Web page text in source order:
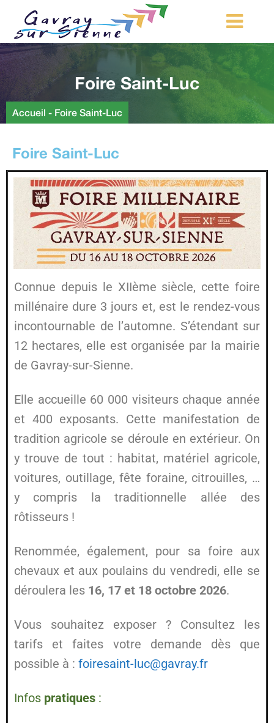
MA COMMUNE
MON QUOTIDIEN
LOISIRS ET TOURISME
CONTACT
Démarches d’urbanisme
Foire Saint-Luc
Accueil - Foire Saint-Luc
Foire Saint-Luc
Connue depuis le XIIème siècle, cette foire
millénaire dure 3 jours et, est le rendez-vous
incontournable de l’automne. S’étendant sur
12 hectares, elle est organisée par la mairie
de Gavray-sur-Sienne.
Elle accueille 60 000 visiteurs chaque année
et 400 exposants. Cette manifestation de
tradition agricole se déroule en extérieur. On
y trouve de tout : habitat, matériel agricole,
voitures, outillage, fête foraine, citrouilles, …
y compris la traditionnelle allée des
rôtisseurs !
Renommée, également, pour sa foire aux
chevaux et aux poulains du vendredi, elle se
déroulera les 16, 17 et 18 octobre 2026.
Vous souhaitez exposer ? Consultez les
tarifs et faites votre demande dès que
possible à : foiresaint-luc@gavray.fr
Infos pratiques :